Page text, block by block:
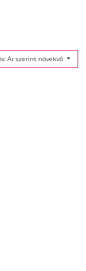
Ár szerint növekvő